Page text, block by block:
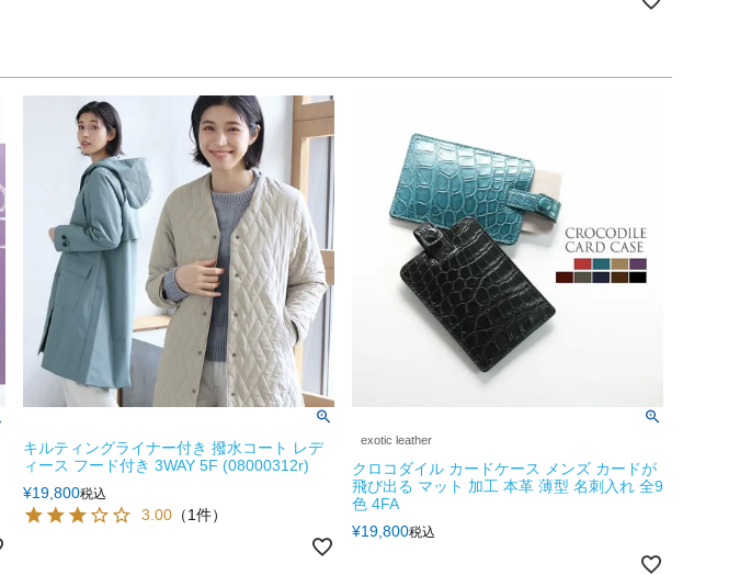
キルティングライナー付き 撥水コート レデ
ィース フード付き 3WAY 5F (08000312r)
¥19,800税込
3.00 （1件）
exotic leather
クロコダイル カードケース メンズ カードが
飛び出る マット 加工 本革 薄型 名刺入れ 全9
色 4FA
¥19,800税込